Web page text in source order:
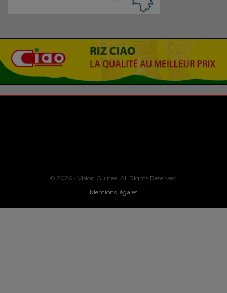
© 2026 - Vision Guinee. All Rights Reserved.
Mentions légales